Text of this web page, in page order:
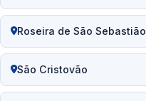
Roseira de São Sebastião
São Cristovão